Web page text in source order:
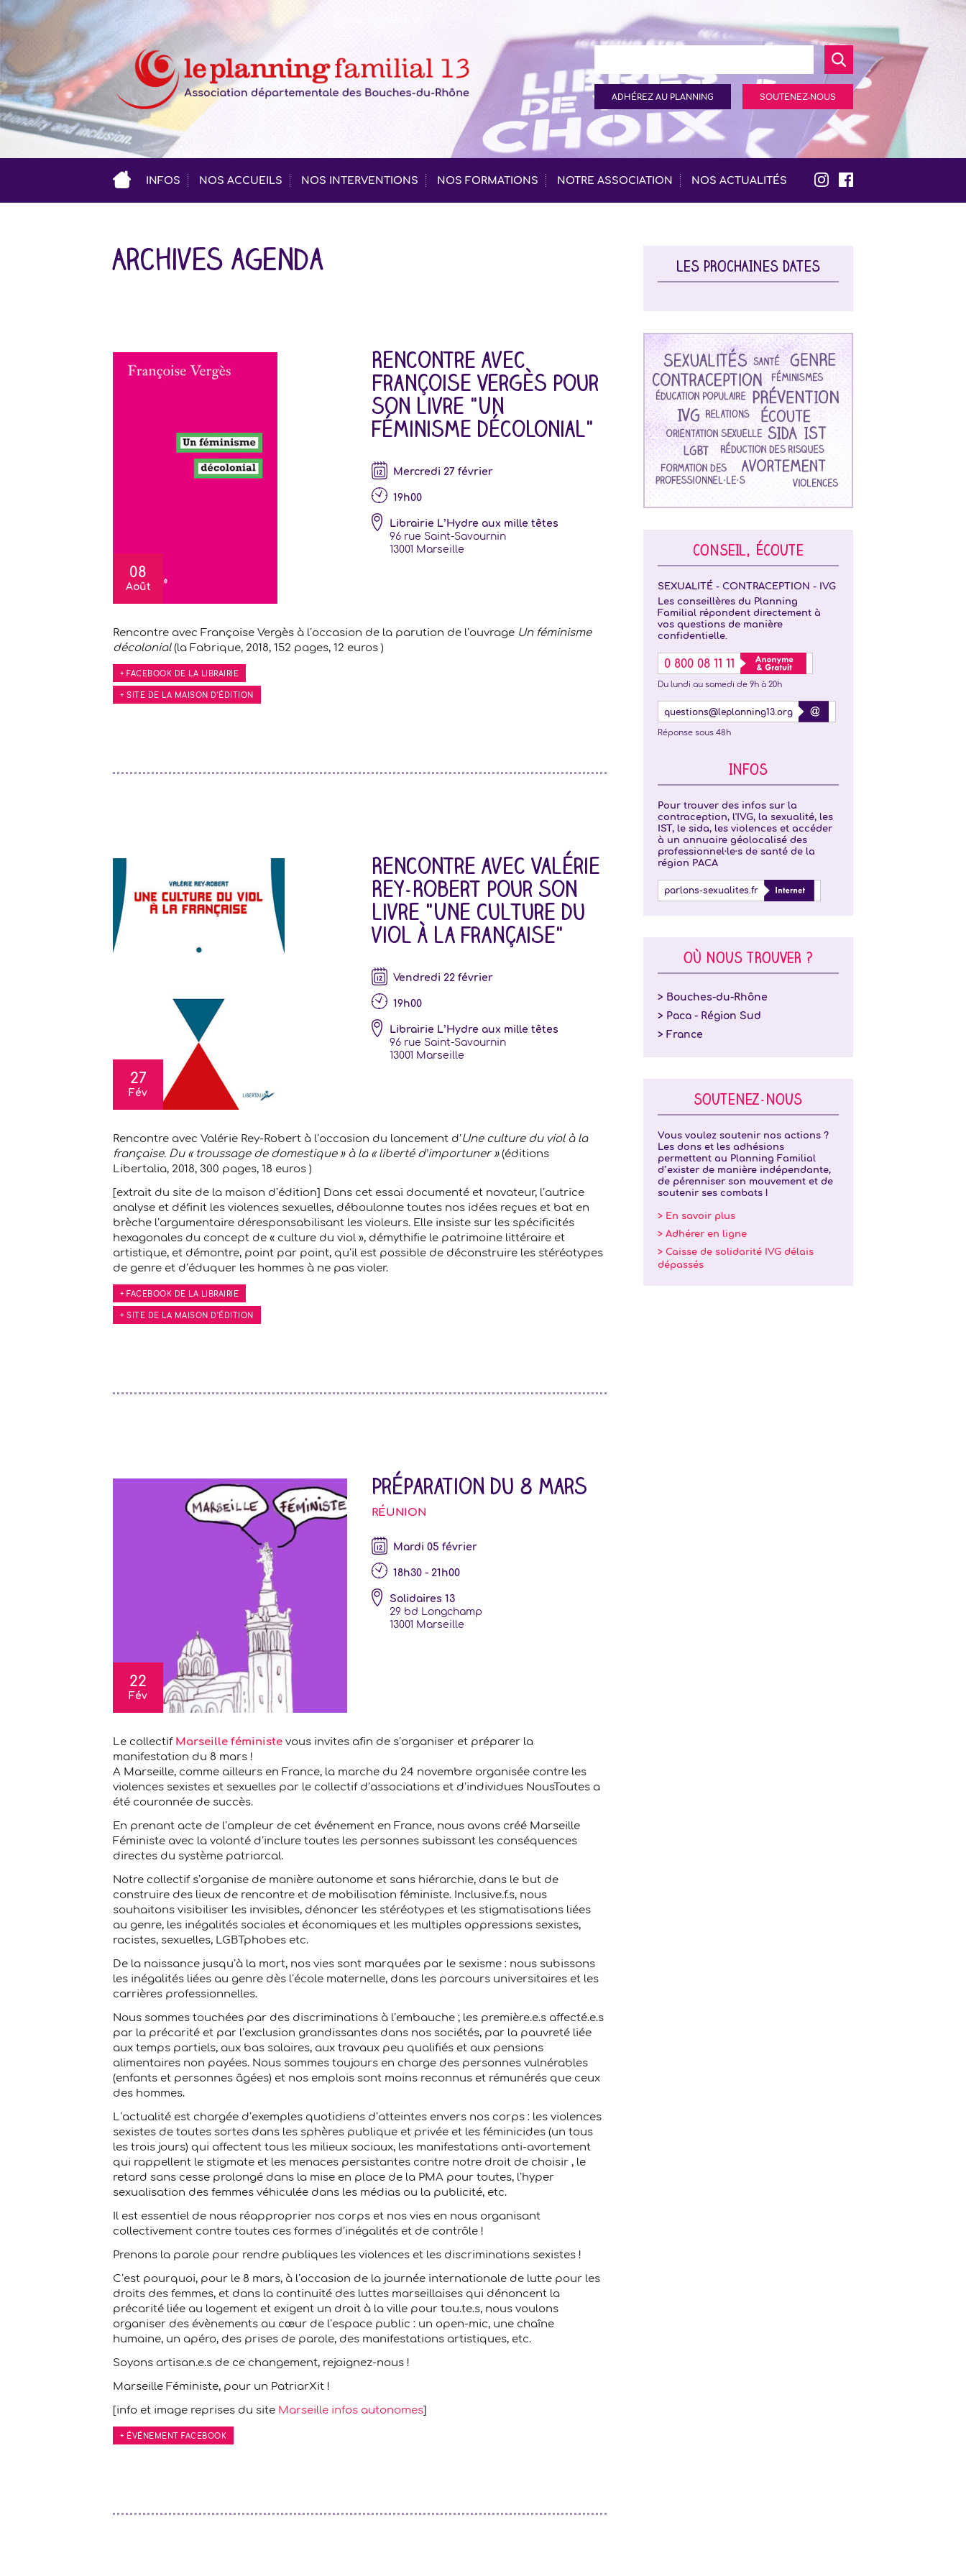
ADHÉREZ AU PLANNING SOUTENEZ-NOUS
INFOS NOS ACCUEILS NOS INTERVENTIONS NOS FORMATIONS NOTRE ASSOCIATION NOS ACTUALITÉS
Archives agenda
08
Août
Rencontre avec
Françoise Vergès pour
son livre "Un
féminisme décolonial"
mercredi 27 février
19h00
Librairie L’Hydre aux mille têtes
96 rue Saint-Savournin
13001 Marseille
Rencontre avec Françoise Vergès à l’occasion de la parution de l’ouvrage Un féminisme
décolonial(la Fabrique, 2018, 152 pages, 12 euros )
+ FACEBOOK DE LA LIBRAIRIE
+ SITE DE LA MAISON D'ÉDITION
27
Fév
Rencontre avec Valérie
Rey-Robert pour son
livre "Une culture du
viol à la française"
vendredi 22 février
19h00
Librairie L’Hydre aux mille têtes
96 rue Saint-Savournin
13001 Marseille
Rencontre avec Valérie Rey-Robert à l’occasion du lancement d’Une culture du viol à la
française. Du « troussage de domestique » à la « liberté d’importuner »(éditions
Libertalia, 2018, 300 pages, 18 euros )
[extrait du site de la maison d’édition] Dans cet essai documenté et novateur, l’autrice
analyse et définit les violences sexuelles, déboulonne toutes nos idées reçues et bat en
brèche l’argumentaire déresponsabilisant les violeurs. Elle insiste sur les spécificités
hexagonales du concept de « culture du viol », démythifie le patrimoine littéraire et
artistique, et démontre, point par point, qu’il est possible de déconstruire les stéréotypes
de genre et d’éduquer les hommes à ne pas violer.
+ FACEBOOK DE LA LIBRAIRIE
+ SITE DE LA MAISON D'ÉDITION
22
Fév
Préparation du 8 mars
RÉUNION
mardi 05 février
18h30 - 21h00
Solidaires 13
29 bd Longchamp
13001 Marseille
Le collectif Marseille féministe vous invites afin de s’organiser et préparer la
manifestation du 8 mars !
A Marseille, comme ailleurs en France, la marche du 24 novembre organisée contre les
violences sexistes et sexuelles par le collectif d’associations et d’individues NousToutes a
été couronnée de succès.
En prenant acte de l’ampleur de cet événement en France, nous avons créé Marseille
Féministe avec la volonté d’inclure toutes les personnes subissant les conséquences
directes du système patriarcal.
Notre collectif s’organise de manière autonome et sans hiérarchie, dans le but de
construire des lieux de rencontre et de mobilisation féministe. Inclusive.f.s, nous
souhaitons visibiliser les invisibles, dénoncer les stéréotypes et les stigmatisations liées
au genre, les inégalités sociales et économiques et les multiples oppressions sexistes,
racistes, sexuelles, LGBTphobes etc.
De la naissance jusqu’à la mort, nos vies sont marquées par le sexisme : nous subissons
les inégalités liées au genre dès l’école maternelle, dans les parcours universitaires et les
carrières professionnelles.
Nous sommes touchées par des discriminations à l’embauche ; les première.e.s affecté.e.s
par la précarité et par l’exclusion grandissantes dans nos sociétés, par la pauvreté liée
aux temps partiels, aux bas salaires, aux travaux peu qualifiés et aux pensions
alimentaires non payées. Nous sommes toujours en charge des personnes vulnérables
(enfants et personnes âgées) et nos emplois sont moins reconnus et rémunérés que ceux
des hommes.
L’actualité est chargée d’exemples quotidiens d’atteintes envers nos corps : les violences
sexistes de toutes sortes dans les sphères publique et privée et les féminicides (un tous
les trois jours) qui affectent tous les milieux sociaux, les manifestations anti-avortement
qui rappellent le stigmate et les menaces persistantes contre notre droit de choisir , le
retard sans cesse prolongé dans la mise en place de la PMA pour toutes, l’hyper
sexualisation des femmes véhiculée dans les médias ou la publicité, etc.
Il est essentiel de nous réapproprier nos corps et nos vies en nous organisant
collectivement contre toutes ces formes d’inégalités et de contrôle !
Prenons la parole pour rendre publiques les violences et les discriminations sexistes !
C’est pourquoi, pour le 8 mars, à l’occasion de la journée internationale de lutte pour les
droits des femmes, et dans la continuité des luttes marseillaises qui dénoncent la
précarité liée au logement et exigent un droit à la ville pour tou.te.s, nous voulons
organiser des évènements au cœur de l’espace public : un open-mic, une chaîne
humaine, un apéro, des prises de parole, des manifestations artistiques, etc.
Soyons artisan.e.s de ce changement, rejoignez-nous !
Marseille Féministe, pour un PatriarXit !
[info et image reprises du site Marseille infos autonomes]
+ ÉVÉNEMENT FACEBOOK
LES PROCHAINES DATES
CONSEIL, ÉCOUTE
SEXUALITÉ - CONTRACEPTION - IVG
Les conseillères du Planning
Familial répondent directement à
vos questions de manière
confidentielle.
0 800 08 11 11
Du lundi au samedi de 9h à 20h
questions@leplanning13.org
Réponse sous 48h
INFOS
Pour trouver des infos sur la
contraception, l'IVG, la sexualité, les
IST, le sida, les violences et accéder
à un annuaire géolocalisé des
professionnel·le·s de santé de la
région PACA
parlons-sexualites.fr
OÙ NOUS TROUVER ?
> Bouches-du-Rhône
> Paca - Région Sud
> France
SOUTENEZ-NOUS
Vous voulez soutenir nos actions ?
Les dons et les adhésions
permettent au Planning Familial
d’exister de manière indépendante,
de pérenniser son mouvement et de
soutenir ses combats !
> En savoir plus
> Adhérer en ligne
> Caisse de solidarité IVG délais
dépassés